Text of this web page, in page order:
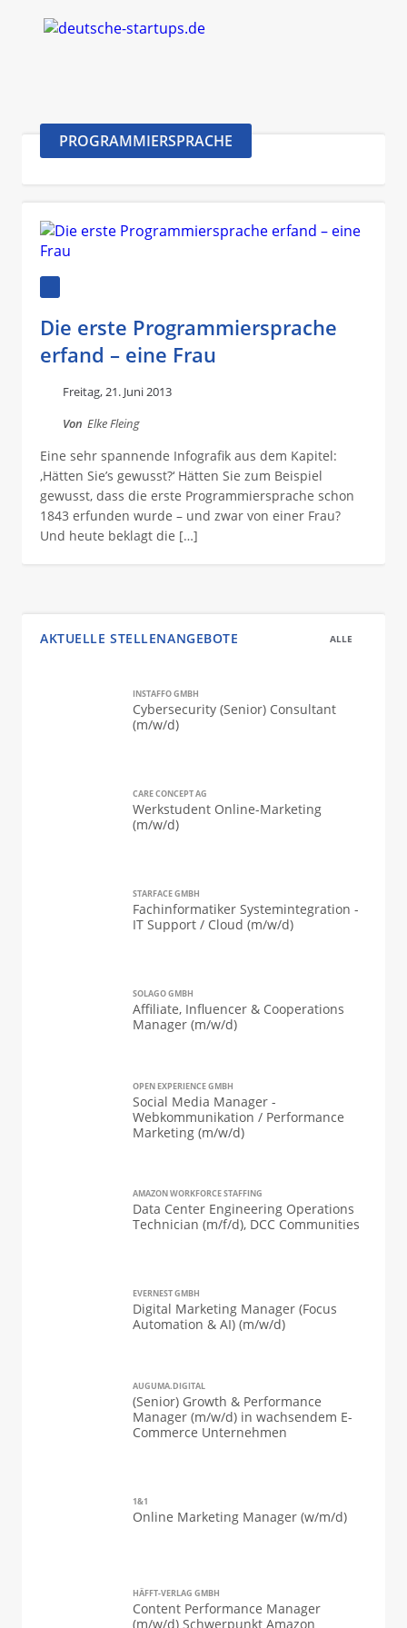
PROGRAMMIERSPRACHE
Die erste Programmiersprache
erfand – eine Frau
Freitag, 21. Juni 2013
Von Elke Fleing
Eine sehr spannende Infografik aus dem Kapitel:
‚Hätten Sie’s gewusst?‘ Hätten Sie zum Beispiel
gewusst, dass die erste Programmiersprache schon
1843 erfunden wurde – und zwar von einer Frau?
Und heute beklagt die […]
AKTUELLE STELLENANGEBOTE ALLE
INSTAFFO GMBH
Cybersecurity (Senior) Consultant
(m/w/d)
CARE CONCEPT AG
Werkstudent Online-Marketing
(m/w/d)
STARFACE GMBH
Fachinformatiker Systemintegration -
IT Support / Cloud (m/w/d)
SOLAGO GMBH
Affiliate, Influencer & Cooperations
Manager (m/w/d)
OPEN EXPERIENCE GMBH
Social Media Manager -
Webkommunikation / Performance
Marketing (m/w/d)
AMAZON WORKFORCE STAFFING
Data Center Engineering Operations
Technician (m/f/d), DCC Communities
EVERNEST GMBH
Digital Marketing Manager (Focus
Automation & AI) (m/w/d)
AUGUMA.DIGITAL
(Senior) Growth & Performance
Manager (m/w/d) in wachsendem E-
Commerce Unternehmen
1&1
Online Marketing Manager (w/m/d)
HÄFFT-VERLAG GMBH
Content Performance Manager
(m/w/d) Schwerpunkt Amazon